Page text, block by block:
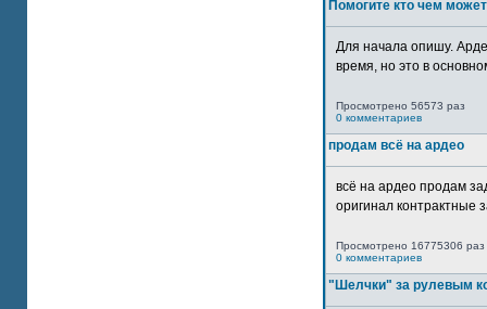
Помогите кто чем может
Для начала опишу.
время, но это в
Просмотрено 56573 раз
0 комментариев
продам всё на ардео
всё на ардео продам
оригинал контрактные
Просмотрено 16775306 раз
0 комментариев
"Шелчки" за рулевым